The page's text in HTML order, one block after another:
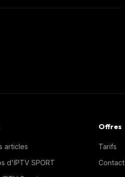
articles
d'IPTV SPORT
Offres
Tarifs
Contact